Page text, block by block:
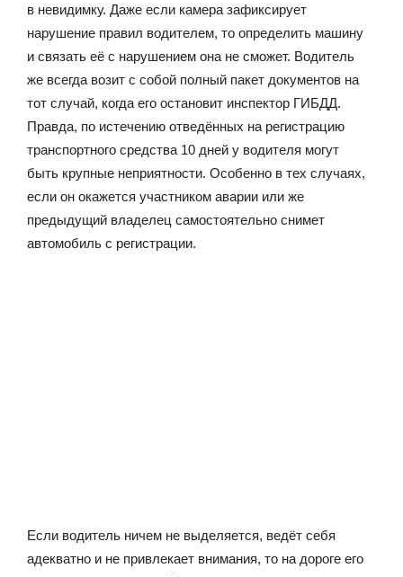
в невидимку. Даже если камера зафиксирует
нарушение правил водителем, то определить машину
и связать её с нарушением она не сможет. Водитель
же всегда возит с собой полный пакет документов на
тот случай, когда его остановит инспектор ГИБДД.
Правда, по истечению отведённых на регистрацию
транспортного средства 10 дней у водителя могут
быть крупные неприятности. Особенно в тех случаях,
если он окажется участником аварии или же
предыдущий владелец самостоятельно снимет
автомобиль с регистрации.
Если водитель ничем не выделяется, ведёт себя
адекватно и не привлекает внимания, то на дороге его